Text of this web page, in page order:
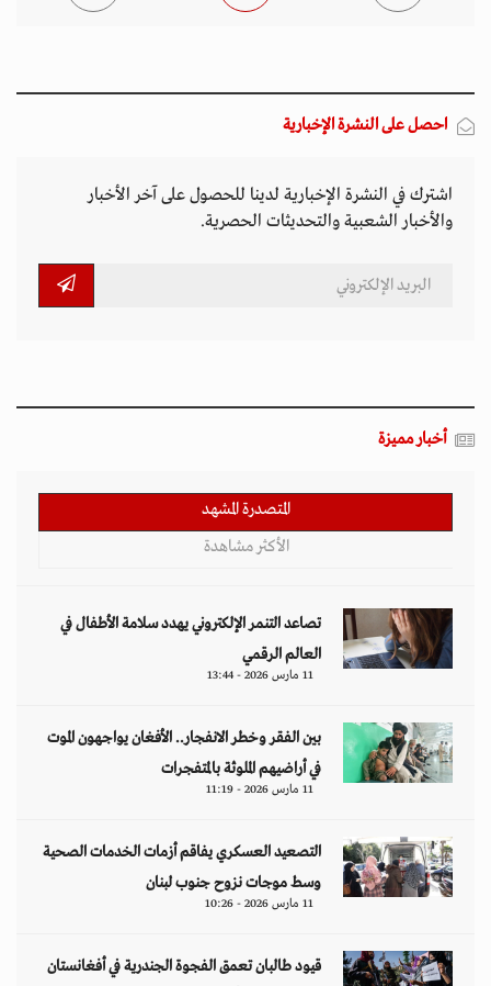
احصل على النشرة الإخبارية
اشترك في النشرة الإخبارية لدينا للحصول على آخر الأخبار
والأخبار الشعبية والتحديثات الحصرية.
أخبار مميزة
المتصدرة المشهد
الأكثر مشاهدة
تصاعد التنمر الإلكتروني يهدد سلامة الأطفال في
العالم الرقمي
11 مارس 2026 - 13:44
بين الفقر وخطر الانفجار.. الأفغان يواجهون الموت
في أراضيهم الملوثة بالمتفجرات
11 مارس 2026 - 11:19
التصعيد العسكري يفاقم أزمات الخدمات الصحية
وسط موجات نزوح جنوب لبنان
11 مارس 2026 - 10:26
قيود طالبان تعمق الفجوة الجندرية في أفغانستان